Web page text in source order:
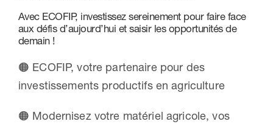
Avec ECOFIP, investissez sereinement pour faire face
aux défis d’aujourd’hui et saisir les opportunités de
demain !
🟠 ECOFIP, votre partenaire pour des
investissements productifs en agriculture
🟠 Modernisez votre matériel agricole, vos